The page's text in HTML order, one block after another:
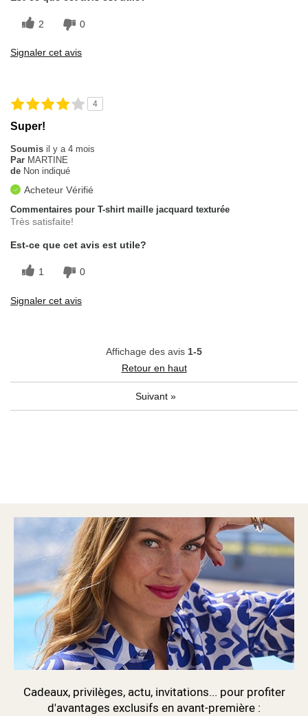
2 0
Signaler cet avis
4
Super!
Soumis il y a 4 mois
Par MARTINE
de Non indiqué
Acheteur Vérifié
Commentaires pour T-shirt maille jacquard texturée
Très satisfaite!
Est-ce que cet avis est utile?
1 0
Signaler cet avis
Affichage des avis 1-5
Retour en haut
Suivant »
Cadeaux, privilèges, actu, invitations... pour profiter
d'avantages exclusifs en avant-première :